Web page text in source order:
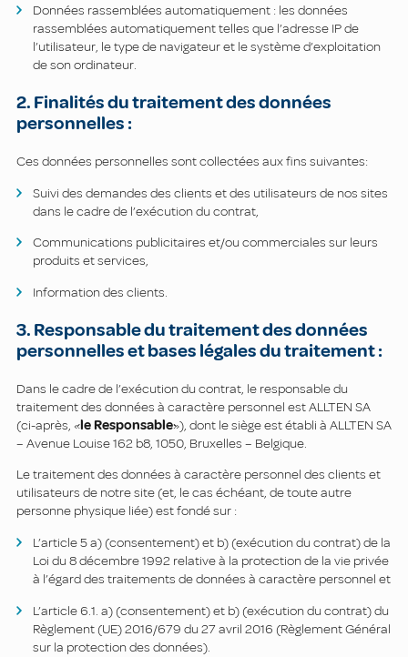
Données rassemblées automatiquement : les données
rassemblées automatiquement telles que l’adresse IP de
l’utilisateur, le type de navigateur et le système d’exploitation
de son ordinateur.
2. Finalités du traitement des données
personnelles :
Ces données personnelles sont collectées aux fins suivantes:
Suivi des demandes des clients et des utilisateurs de nos sites
dans le cadre de l’exécution du contrat,
Communications publicitaires et/ou commerciales sur leurs
produits et services,
Information des clients.
3. Responsable du traitement des données
personnelles et bases légales du traitement :
Dans le cadre de l’exécution du contrat, le responsable du
traitement des données à caractère personnel est ALLTEN SA
(ci-après, «le Responsable»), dont le siège est établi à ALLTEN SA
– Avenue Louise 162 b8, 1050, Bruxelles – Belgique.
Le traitement des données à caractère personnel des clients et
utilisateurs de notre site (et, le cas échéant, de toute autre
personne physique liée) est fondé sur :
L’article 5 a) (consentement) et b) (exécution du contrat) de la
Loi du 8 décembre 1992 relative à la protection de la vie privée
à l’égard des traitements de données à caractère personnel et
L’article 6.1. a) (consentement) et b) (exécution du contrat) du
Règlement (UE) 2016/679 du 27 avril 2016 (Règlement Général
sur la protection des données).